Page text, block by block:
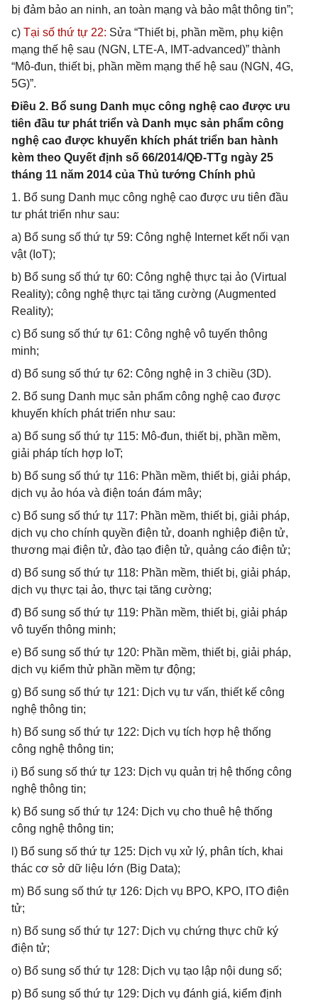
bị đảm bảo an ninh, an toàn mạng và bảo mật thông tin”;
c) Tại số thứ tự 22: Sửa “Thiết bị, phần mềm, phụ kiện
mạng thế hệ sau (NGN, LTE-A, IMT-advanced)” thành
“Mô-đun, thiết bị, phần mềm mạng thế hệ sau (NGN, 4G,
5G)”.
Điều 2. Bổ sung Danh mục công nghệ cao được ưu
tiên đầu tư phát triển và Danh mục sản phẩm công
nghệ cao được khuyến khích phát triển ban hành
kèm theo Quyết định số 66/2014/QĐ-TTg ngày 25
tháng 11 năm 2014 của Thủ tướng Chính phủ
1. Bổ sung Danh mục công nghệ cao được ưu tiên đầu
tư phát triển như sau:
a) Bổ sung số thứ tự 59: Công nghệ Internet kết nối vạn
vật (IoT);
b) Bổ sung số thứ tự 60: Công nghệ thực tại ảo (Virtual
Reality); công nghệ thực tại tăng cường (Augmented
Reality);
c) Bổ sung số thứ tự 61: Công nghệ vô tuyến thông
minh;
d) Bổ sung số thứ tự 62: Công nghệ in 3 chiều (3D).
2. Bổ sung Danh mục sản phẩm công nghệ cao được
khuyến khích phát triển như sau:
a) Bổ sung số thứ tự 115: Mô-đun, thiết bị, phần mềm,
giải pháp tích hợp IoT;
b) Bổ sung số thứ tự 116: Phần mềm, thiết bị, giải pháp,
dịch vụ ảo hóa và điện toán đám mây;
c) Bổ sung số thứ tự 117: Phần mềm, thiết bị, giải pháp,
dịch vụ cho chính quyền điện tử, doanh nghiệp điện tử,
thương mại điện tử, đào tạo điện tử, quảng cáo điện tử;
d) Bổ sung số thứ tự 118: Phần mềm, thiết bị, giải pháp,
dịch vụ thực tại ảo, thực tại tăng cường;
đ) Bổ sung số thứ tự 119: Phần mềm, thiết bị, giải pháp
vô tuyến thông minh;
e) Bổ sung số thứ tự 120: Phần mềm, thiết bị, giải pháp,
dịch vụ kiểm thử phần mềm tự động;
g) Bổ sung số thứ tự 121: Dịch vụ tư vấn, thiết kế công
nghệ thông tin;
h) Bổ sung số thứ tự 122: Dịch vụ tích hợp hệ thống
công nghệ thông tin;
i) Bổ sung số thứ tự 123: Dịch vụ quản trị hệ thống công
nghệ thông tin;
k) Bổ sung số thứ tự 124: Dịch vụ cho thuê hệ thống
công nghệ thông tin;
l) Bổ sung số thứ tự 125: Dịch vụ xử lý, phân tích, khai
thác cơ sở dữ liệu lớn (Big Data);
m) Bổ sung số thứ tự 126: Dịch vụ BPO, KPO, ITO điện
tử;
n) Bổ sung số thứ tự 127: Dịch vụ chứng thực chữ ký
điện tử;
o) Bổ sung số thứ tự 128: Dịch vụ tạo lập nội dung số;
p) Bổ sung số thứ tự 129: Dịch vụ đánh giá, kiểm định